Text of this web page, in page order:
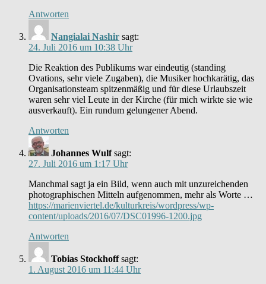
Antworten
Nangialai Nashir sagt:
24. Juli 2016 um 10:38 Uhr
Die Reaktion des Publikums war eindeutig (standing
Ovations, sehr viele Zugaben), die Musiker hochkarätig, das
Organisationsteam spitzenmäßig und für diese Urlaubszeit
waren sehr viel Leute in der Kirche (für mich wirkte sie wie
ausverkauft). Ein rundum gelungener Abend.
Antworten
Johannes Wulf sagt:
27. Juli 2016 um 1:17 Uhr
Manchmal sagt ja ein Bild, wenn auch mit unzureichenden
photographischen Mitteln aufgenommen, mehr als Worte …
https://marienviertel.de/kulturkreis/wordpress/wp-
content/uploads/2016/07/DSC01996-1200.jpg
Antworten
Tobias Stockhoff sagt:
1. August 2016 um 11:44 Uhr